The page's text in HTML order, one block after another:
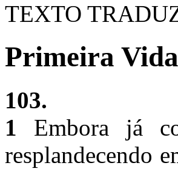
TEXTO
Primeira
103.
1 Embora já
resplandecendo